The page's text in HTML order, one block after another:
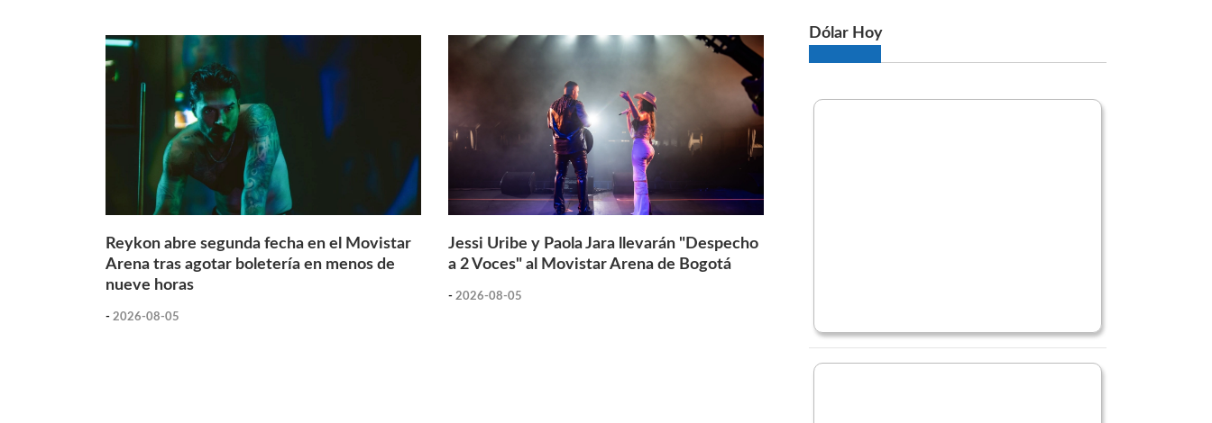
Reykon abre segunda fecha en el Movistar
Arena tras agotar boletería en menos de
nueve horas
- 2026-08-05
Jessi Uribe y Paola Jara llevarán "Despecho
a 2 Voces" al Movistar Arena de Bogotá
- 2026-08-05
Dólar Hoy